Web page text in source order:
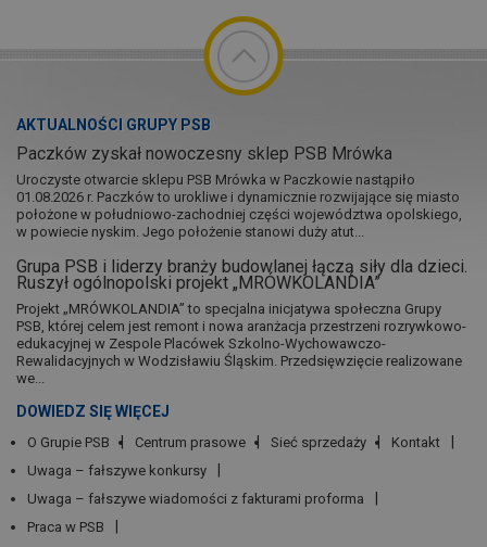
AKTUALNOŚCI GRUPY PSB
Paczków zyskał nowoczesny sklep PSB Mrówka
Uroczyste otwarcie sklepu PSB Mrówka w Paczkowie nastąpiło
01.08.2026 r. Paczków to urokliwe i dynamicznie rozwijające się miasto
położone w południowo-zachodniej części województwa opolskiego,
w powiecie nyskim. Jego położenie stanowi duży atut...
Grupa PSB i liderzy branży budowlanej łączą siły dla dzieci.
Ruszył ogólnopolski projekt „MRÓWKOLANDIA”
Projekt „MRÓWKOLANDIA” to specjalna inicjatywa społeczna Grupy
PSB, której celem jest remont i nowa aranżacja przestrzeni rozrywkowo-
edukacyjnej w Zespole Placówek Szkolno-Wychowawczo-
Rewalidacyjnych w Wodzisławiu Śląskim. Przedsięwzięcie realizowane
we...
DOWIEDZ SIĘ WIĘCEJ
O Grupie PSB Centrum prasowe Sieć sprzedaży
Kontakt
Uwaga – fałszywe konkursy
Uwaga – fałszywe wiadomości z fakturami proforma
Praca w PSB